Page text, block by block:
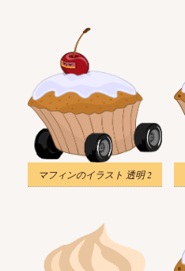
マフィンのイラスト 透明 2